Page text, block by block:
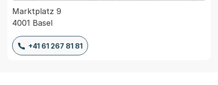
Marktplatz 9
4001 Basel
+41 61 267 81 81